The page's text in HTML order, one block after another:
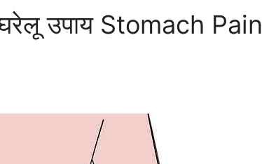
उपाय Stomach Pain